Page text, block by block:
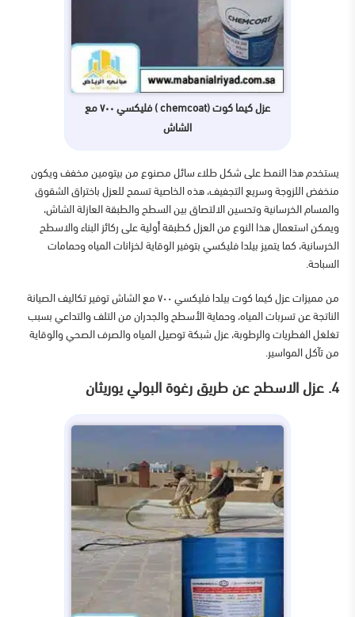
عزل كيما كوت (chemcoat ) فليكسي ٧٠٠ مع
الشاش
يستخدم هذا النمط على شكل طلاء سائل مصنوع من بيتومين مخفف ويكون
منخفض اللزوجة وسريع التجفيف، هذه الخاصية تسمح للعزل باختراق الشقوق
والمسام الخرسانية وتحسين الالتصاق بين السطح والطبقة العازلة الشاش،
ويمكن استعمال هذا النوع من العزل كطبقة أولية على ركائز البناء والاسطح
الخرسانية، كما يتميز بيلدا فليكسي بتوفير الوقاية لخزانات المياه وحمامات
السباحة.
من مميزات عزل كيما كوت بيلدا فليكسي ٧٠٠ مع الشاش توفير تكاليف الصيانة
الناتجة عن تسربات المياه، وحماية الأسطح والجدران من التلف والتداعي بسبب
تغلغل الفطريات والرطوبة، عزل شبكة توصيل المياه والصرف الصحي والوقاية
من تآكل المواسير.
4. عزل الاسطح عن طريق رغوة البولي يوريثان